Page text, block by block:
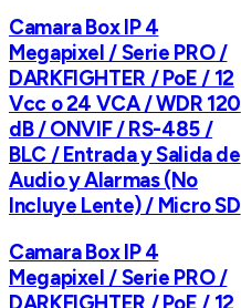
Camara Box IP 4
Megapixel / Serie PRO /
DARKFIGHTER / PoE / 12
Vcc o 24 VCA / WDR 120
dB / ONVIF / RS-485 /
BLC / Entrada y Salida de
Audio y Alarmas (No
Incluye Lente) / Micro SD
Camara Box IP 4
Megapixel / Serie PRO /
DARKFIGHTER / PoE / 12